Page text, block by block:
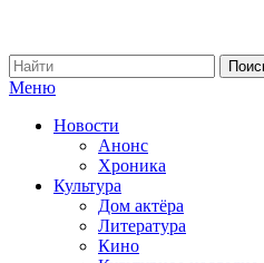
Меню
Новости
Анонс
Хроника
Культура
Дом актёра
Литература
Кино